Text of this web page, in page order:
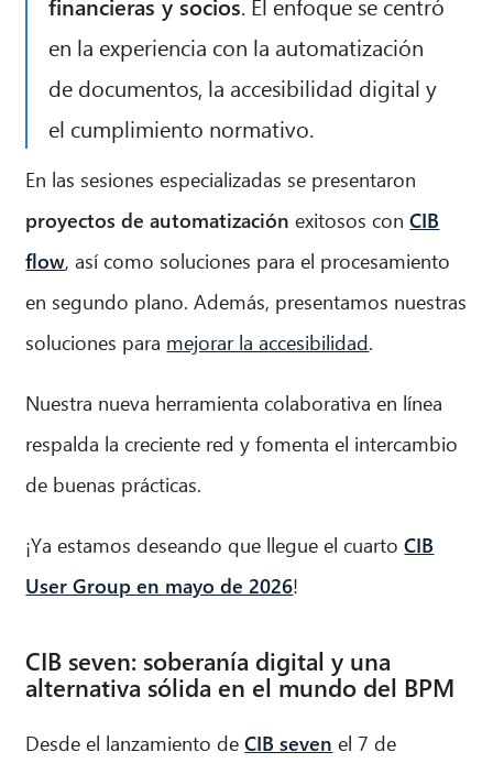
en la experiencia con la automatización
de documentos, la accesibilidad digital y
el cumplimiento normativo.
En las sesiones especializadas se presentaron
proyectos de automatización exitosos conCIB
flow, así como soluciones para el procesamiento
en segundo plano. Además, presentamos nuestras
soluciones para mejorar la accesibilidad.
Nuestra nueva herramienta colaborativa en línea
respalda la creciente red y fomenta el intercambio
de buenas prácticas.
¡Ya estamos deseando que llegue el cuartoCIB
User Group en mayo de 2026!
CIB seven: soberanía digital y una
alternativa sólida en el mundo del BPM
Desde el lanzamiento deCIB seven el 7 de